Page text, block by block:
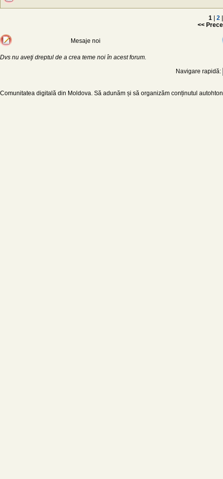
1 | 2 |
<<
Mesaje noi
Dvs nu aveţi dreptul de a crea teme noi în acest forum.
Navigare rapidă:
Comunitatea digitală din Moldova. Să adunăm și să organizăm conținutul